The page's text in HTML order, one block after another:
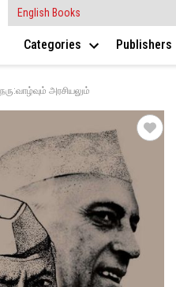
English Books
Categories Publishers
அரசியலும்